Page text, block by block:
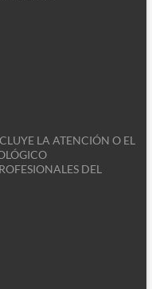
LA ATENCIÓN O EL
DEL